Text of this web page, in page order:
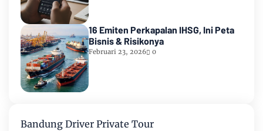
16 Emiten Perkapalan IHSG, Ini Peta
Bisnis & Risikonya
Februari 23, 2026 0
Bandung Driver Private Tour